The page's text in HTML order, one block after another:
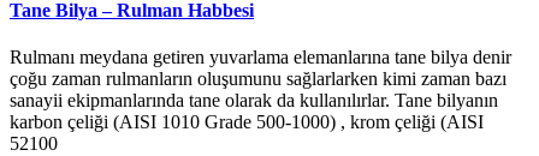
Tane Bilya – Rulman Habbesi
Rulmanı meydana getiren yuvarlama elemanlarına tane bilya denir
çoğu zaman rulmanların oluşumunu sağlarlarken kimi zaman bazı
sanayii ekipmanlarında tane olarak da kullanılırlar. Tane bilyanın
karbon çeliği (AISI 1010 Grade 500-1000) , krom çeliği (AISI
52100